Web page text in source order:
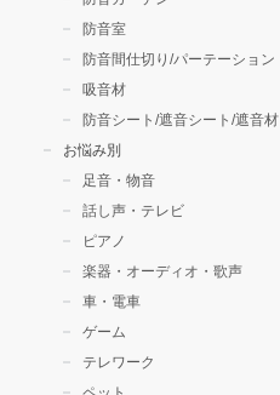
防音室
防音間仕切り/パーテーション
吸音材
防音シート/遮音シート/遮音材
お悩み別
足音・物音
話し声・テレビ
ピアノ
楽器・オーディオ・歌声
車・電車
ゲーム
テレワーク